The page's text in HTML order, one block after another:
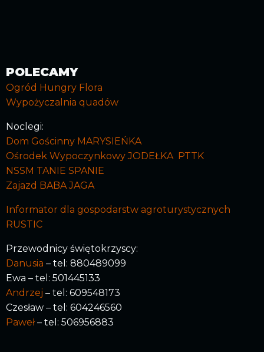
POLECAMY
Ogród Hungry Flora
Wypożyczalnia quadów
Noclegi:
Dom Gościnny MARYSIEŃKA
Ośrodek Wypoczynkowy JODEŁKA PTTK
NSSM TANIE SPANIE
Zajazd BABA JAGA
Informator dla gospodarstw agroturystycznych
RUSTIC
Przewodnicy świętokrzyscy:
Danusia – tel: 880489099
Ewa – tel: 501445133
Andrzej – tel: 609548173
Czesław – tel: 604246560
Paweł– tel: 506956883